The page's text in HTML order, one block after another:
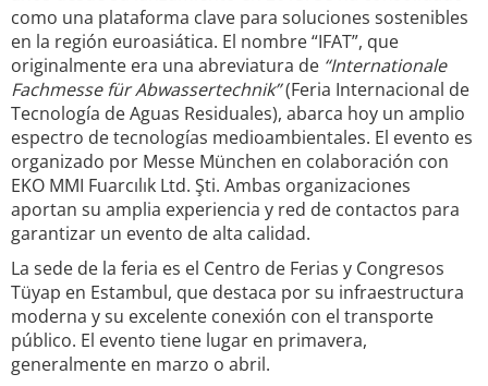
como una plataforma clave para soluciones sostenibles
en la región euroasiática. El nombre “IFAT”, que
originalmente era una abreviatura de “Internationale
Fachmesse für Abwassertechnik”(Feria Internacional de
Tecnología de Aguas Residuales), abarca hoy un amplio
espectro de tecnologías medioambientales. El evento es
organizado por Messe München en colaboración con
EKO MMI Fuarcılık Ltd. Şti. Ambas organizaciones
aportan su amplia experiencia y red de contactos para
garantizar un evento de alta calidad.
La sede de la feria es el Centro de Ferias y Congresos
Tüyap en Estambul, que destaca por su infraestructura
moderna y su excelente conexión con el transporte
público. El evento tiene lugar en primavera,
generalmente en marzo o abril.